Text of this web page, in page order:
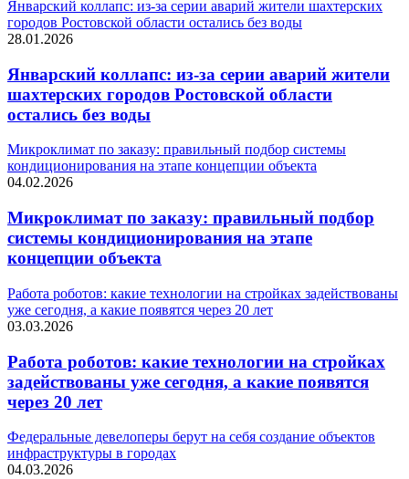
Январский коллапс: из-за серии аварий жители шахтерских
городов Ростовской области остались без воды
28.01.2026
Январский коллапс: из-за серии аварий жители
шахтерских городов Ростовской области
остались без воды
Микроклимат по заказу: правильный подбор системы
кондиционирования на этапе концепции объекта
04.02.2026
Микроклимат по заказу: правильный подбор
системы кондиционирования на этапе
концепции объекта
Работа роботов: какие технологии на стройках задействованы
уже сегодня, а какие появятся через 20 лет
03.03.2026
Работа роботов: какие технологии на стройках
задействованы уже сегодня, а какие появятся
через 20 лет
Федеральные девелоперы берут на себя создание объектов
инфраструктуры в городах
04.03.2026